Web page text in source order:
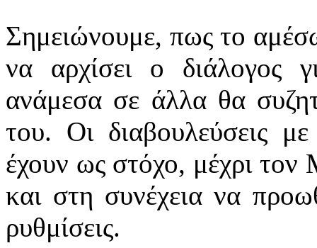
Σημειώνουμε, πως το
να αρχίσει ο διάλογος
ανάμεσα σε άλλα θα
του. Οι διαβουλεύσεις
έχουν ως στόχο, μέχρι
και στη συνέχεια να
ρυθμίσεις.